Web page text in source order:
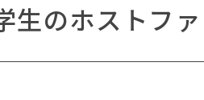
生のホストフ